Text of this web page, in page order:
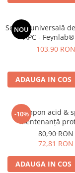
NOU
Soluție universală
APC -
103,90 RON
ADAUGA IN COS
-10%
Șampon acid &
mentenanță
ceramică - Shiny
Double Sour
80,90 RON
72,81 RON
ADAUGA IN COS